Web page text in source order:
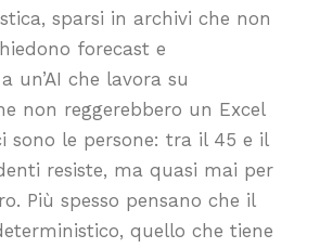
sparsi in archivi che non
forecast e
un’AI che lavora su
non reggerebbero un Excel
sono le persone: tra il 45 e il
resiste, ma quasi mai per
Più spesso pensano che il
quello che tiene